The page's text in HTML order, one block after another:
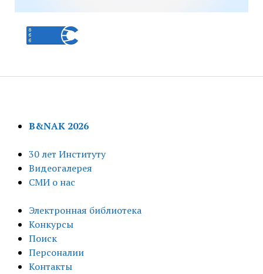
B&NAK 2026
30 лет Институту
Видеогалерея
СМИ о нас
Электронная библиотека
Конкурсы
Поиск
Персоналии
Контакты